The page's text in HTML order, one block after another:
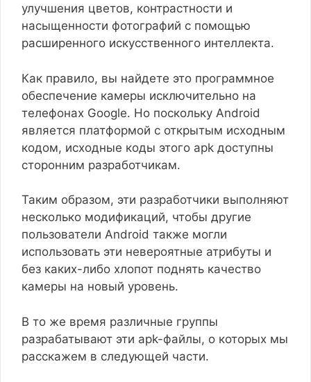
улучшения цветов, контрастности и
насыщенности фотографий с помощью
расширенного искусственного интеллекта.
Как правило, вы найдете это программное
обеспечение камеры исключительно на
телефонах Google. Но поскольку Android
является платформой с открытым исходным
кодом, исходные коды этого apk доступны
сторонним разработчикам.
Таким образом, эти разработчики выполняют
несколько модификаций, чтобы другие
пользователи Android также могли
использовать эти невероятные атрибуты и
без каких-либо хлопот поднять качество
камеры на новый уровень.
В то же время различные группы
разрабатывают эти apk-файлы, о которых мы
расскажем в следующей части.